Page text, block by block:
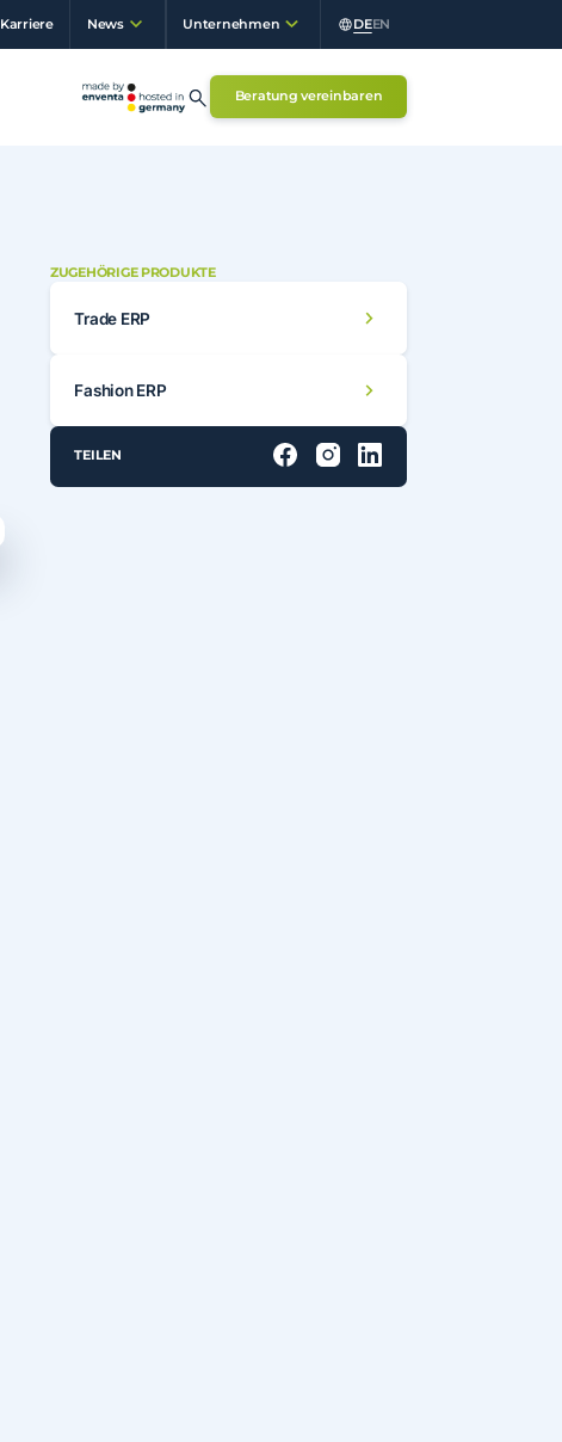
Karriere News Unternehmen DEEN
Beratung vereinbaren
ZUGEHÖRIGE PRODUKTE
Trade ERP
Fashion ERP
TEILEN